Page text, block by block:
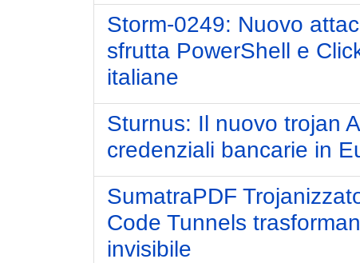
Storm-0249: Nuovo
sfrutta PowerShell e
italiane
Sturnus: Il nuovo trojan
credenziali bancarie in
SumatraPDF
Code Tunnels
invisibile